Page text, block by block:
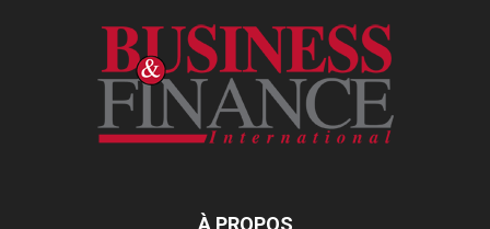
À PROPOS